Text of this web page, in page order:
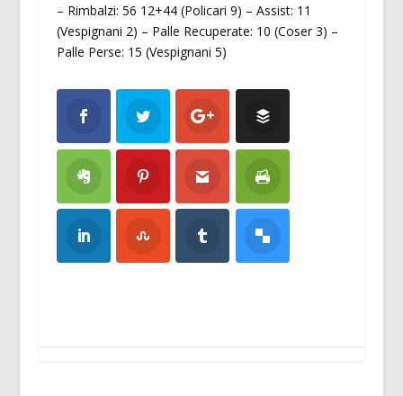
– Rimbalzi: 56 12+44 (Policari 9) – Assist: 11
(Vespignani 2) – Palle Recuperate: 10 (Coser 3) –
Palle Perse: 15 (Vespignani 5)